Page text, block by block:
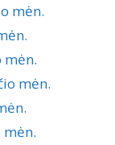
mėn.
mėn.
mėn.